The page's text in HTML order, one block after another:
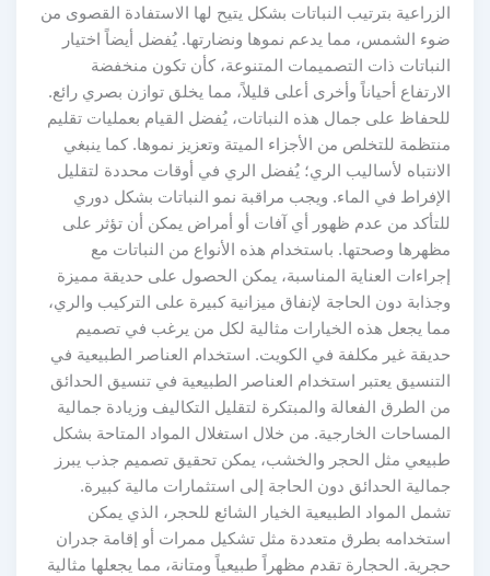
الزراعية بترتيب النباتات بشكل يتيح لها الاستفادة القصوى من
ضوء الشمس، مما يدعم نموها ونضارتها. يُفضل أيضاً اختيار
النباتات ذات التصميمات المتنوعة، كأن تكون منخفضة
الارتفاع أحياناً وأخرى أعلى قليلاً، مما يخلق توازن بصري رائع.
للحفاظ على جمال هذه النباتات، يُفضل القيام بعمليات تقليم
منتظمة للتخلص من الأجزاء الميتة وتعزيز نموها. كما ينبغي
الانتباه لأساليب الري؛ يُفضل الري في أوقات محددة لتقليل
الإفراط في الماء. ويجب مراقبة نمو النباتات بشكل دوري
للتأكد من عدم ظهور أي آفات أو أمراض يمكن أن تؤثر على
مظهرها وصحتها. باستخدام هذه الأنواع من النباتات مع
إجراءات العناية المناسبة، يمكن الحصول على حديقة مميزة
وجذابة دون الحاجة لإنفاق ميزانية كبيرة على التركيب والري،
مما يجعل هذه الخيارات مثالية لكل من يرغب في تصميم
حديقة غير مكلفة في الكويت. استخدام العناصر الطبيعية في
التنسيق يعتبر استخدام العناصر الطبيعية في تنسيق الحدائق
من الطرق الفعالة والمبتكرة لتقليل التكاليف وزيادة جمالية
المساحات الخارجية. من خلال استغلال المواد المتاحة بشكل
طبيعي مثل الحجر والخشب، يمكن تحقيق تصميم جذب يبرز
جمالية الحدائق دون الحاجة إلى استثمارات مالية كبيرة.
تشمل المواد الطبيعية الخيار الشائع للحجر، الذي يمكن
استخدامه بطرق متعددة مثل تشكيل ممرات أو إقامة جدران
حجرية. الحجارة تقدم مظهراً طبيعياً ومتانة، مما يجعلها مثالية